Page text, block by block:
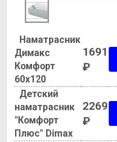
Наматрасник
Димакс
Комфорт
60х120
1691
₽
Детский
наматрасник
"Комфорт
Плюс" Dimax
2269
₽